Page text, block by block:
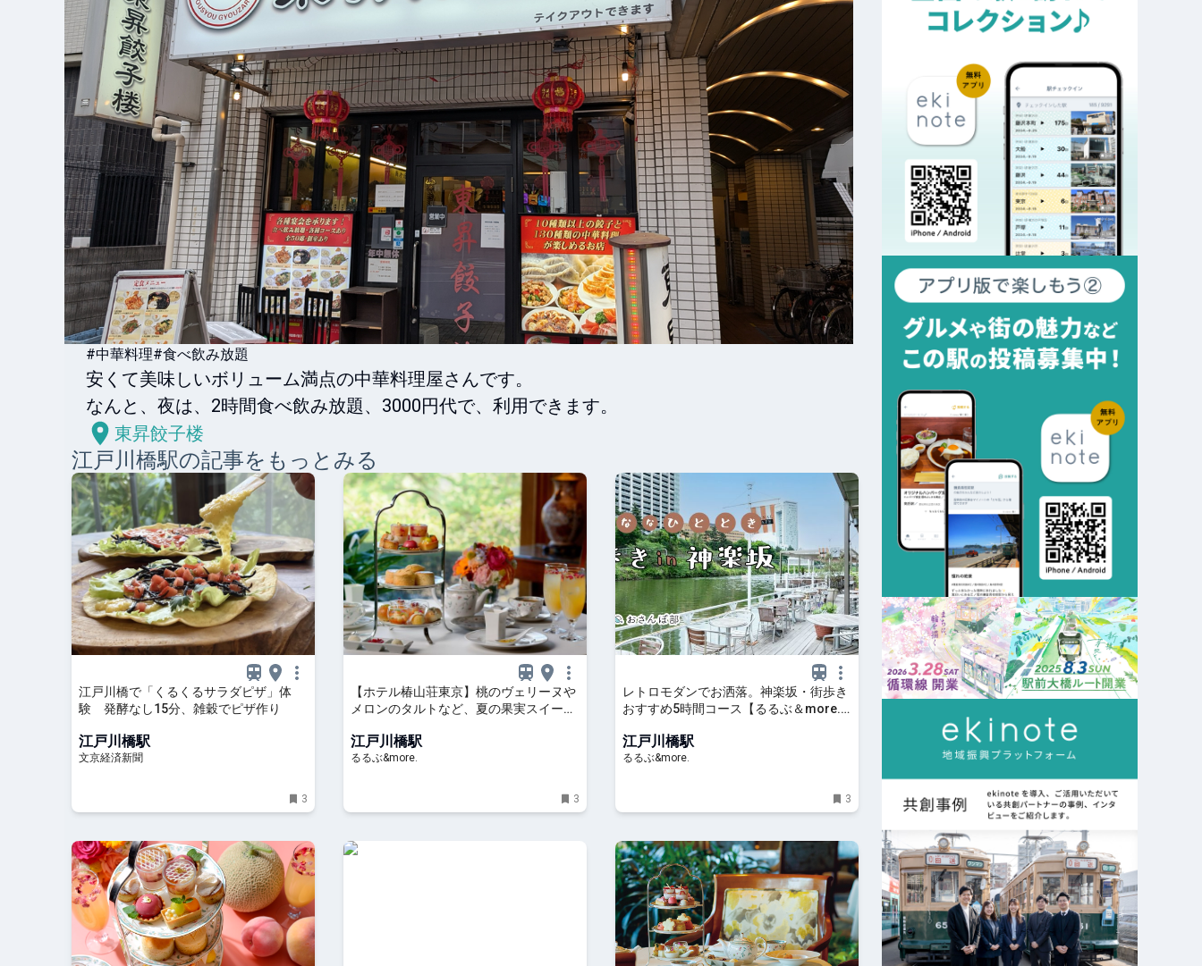
#中華料理#食べ飲み放題
安くて美味しいボリューム満点の中華料理屋さんです。
なんと、夜は、2時間食べ飲み放題、3000円代で、利用できます。
東昇餃子楼
江戸川橋駅の記事をもっとみる
江戸川橋で「くるくるサラダピザ」体
験 発酵なし15分、雑穀でピザ作り
江戸川橋駅
文京経済新聞
3
【ホテル椿山荘東京】桃のヴェリーヌや
メロンのタルトなど、夏の果実スイーツ
ンティー」｜るるぶ&more.
江戸川橋駅
るるぶ&more.
3
レトロモダンでお洒落。神楽坂・街歩き
おすすめ5時間コース【るるぶ＆more.
江戸川橋駅
るるぶ&more.
3